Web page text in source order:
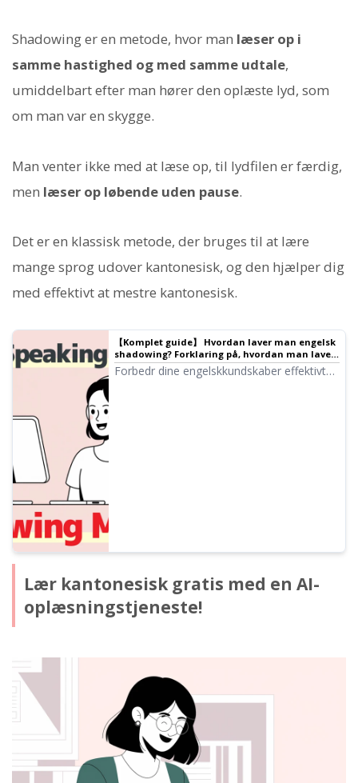
Shadowing er en metode, hvor man læser op i
samme hastighed og med samme udtale,
umiddelbart efter man hører den oplæste lyd, som
om man var en skygge.
Man venter ikke med at læse op, til lydfilen er færdig,
men læser op løbende uden pause.
Det er en klassisk metode, der bruges til at lære
mange sprog udover kantonesisk, og den hjælper dig
med effektivt at mestre kantonesisk.
【Komplet guide】 Hvordan laver man engelsk
shadowing? Forklaring på, hvordan man laver
gratis undervisningsmateriale!
Forbedr dine engelskkundskaber effektivt
Lær kantonesisk gratis med en AI-
oplæsningstjeneste!